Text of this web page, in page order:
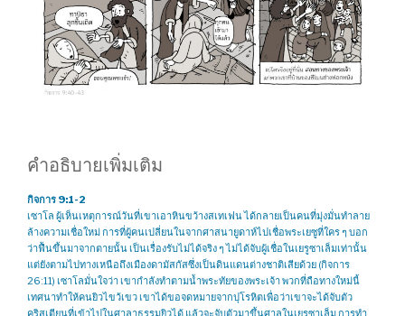
คำอธิบายเพิ่มเติม
กิจการ 9:1-2
เซาโล ผู้เห็นเหตุการณ์วันที่เขาเอาหินขว้างสเทเฟน ได้กลายเป็นคนที่มุ่งมั่นทำลาย
ล้างความเชื่อใหม่ การที่ผู้คนเปลี่ยนในจากศาสนายูดาห์ไปเชื่อพระเยซูที่ใคร ๆ บอก
ว่าฟื้นขึ้นมาจากตายนั้น เป็นเรื่องรับไม่ได้จริง ๆ ไม่ได้จับผู้เชื่อในเยรูซาเล็มเท่านั้น
แต่ยังตามไปทางเหนือถึงเมืองดามัสกัสซึ่งเป็นดินแดนต่างชาติเสียด้วย ​(กิจการ
26:11) เซาโลมั่นใจว่า เขากำลังทำตามน้ำพระทัยของพระเจ้า พวกที่ถือทางใหม่นี้
เทศนาทำให้คนยิวไขว้เขว เขาได้ขอจดหมายจากปุโรหิตเพื่อว่าเขาจะได้จับตัว
คริสเตียนที่เข้าไปในศาลาธรรมยิวได้ แล้วจะจับตัวมาขึ้นศาลในเยรูซาเล็ม การทำ